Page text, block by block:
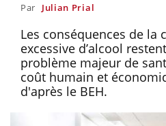
Par Julian Prial
Les conséquences de la
excessive d’alcool
problème majeur de
coût humain et
d'après le BEH.